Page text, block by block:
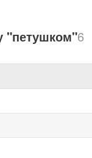
"петушком"6